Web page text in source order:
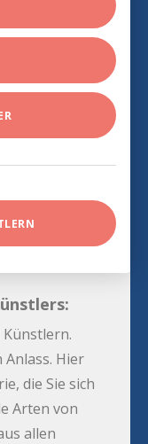
Hier
die Sie sich
Arten von
allen